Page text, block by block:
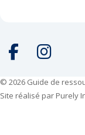
Social
media
FacebookInstagram
© 2026 Guide de
Site réalisé par Purely